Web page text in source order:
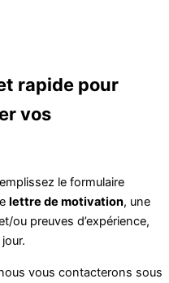
rapide pour
vos
le formulaire
lettre de motivation, une
ou preuves d’expérience,
vous contacterons sous